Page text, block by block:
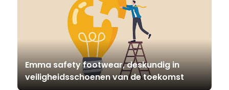
Emma safety footwear, deskundig in
veiligheidsschoenen van de toekomst